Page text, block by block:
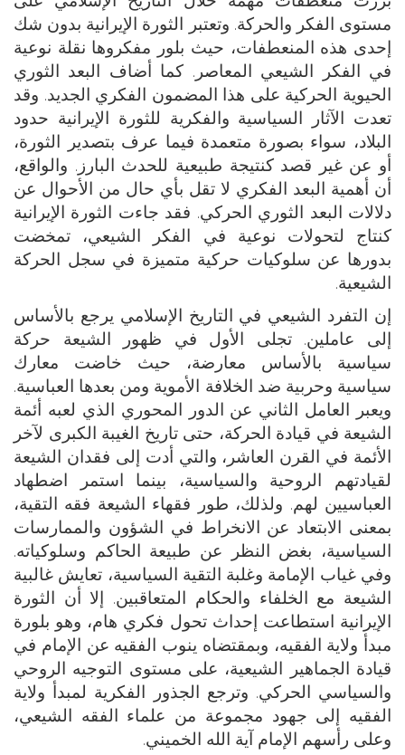
مستوى الفكر والحركة. وتعتبر الثورة الإيرانية بدون شك
إحدى هذه المنعطفات، حيث بلور مفكروها نقلة نوعية
في الفكر الشيعي المعاصر. كما أضاف البعد الثوري
الحيوية الحركية على هذا المضمون الفكري الجديد. وقد
تعدت الآثار السياسية والفكرية للثورة الإيرانية حدود
البلاد، سواء بصورة متعمدة فيما عرف بتصدير الثورة،
أو عن غير قصد كنتيجة طبيعية للحدث البارز. والواقع،
أن أهمية البعد الفكري لا تقل بأي حال من الأحوال عن
دلالات البعد الثوري الحركي. فقد جاءت الثورة الإيرانية
كنتاج لتحولات نوعية في الفكر الشيعي، تمخضت
بدورها عن سلوكيات حركية متميزة في سجل الحركة
الشيعية.
إن التفرد الشيعي في التاريخ الإسلامي يرجع بالأساس
إلى عاملين. تجلى الأول في ظهور الشيعة حركة
سياسية بالأساس معارضة، حيث خاضت معارك
سياسية وحربية ضد الخلافة الأموية ومن بعدها العباسية.
ويعبر العامل الثاني عن الدور المحوري الذي لعبه أئمة
الشيعة في قيادة الحركة، حتى تاريخ الغيبة الكبرى لآخر
الأئمة في القرن العاشر، والتي أدت إلى فقدان الشيعة
لقيادتهم الروحية والسياسية، بينما استمر اضطهاد
العباسيين لهم. ولذلك، طور فقهاء الشيعة فقه التقية،
بمعنى الابتعاد عن الانخراط في الشؤون والممارسات
السياسية، بغض النظر عن طبيعة الحاكم وسلوكياته.
وفي غياب الإمامة وغلبة التقية السياسية، تعايش غالبية
الشيعة مع الخلفاء والحكام المتعاقبين. إلا أن الثورة
الإيرانية استطاعت إحداث تحول فكري هام، وهو بلورة
مبدأ ولاية الفقيه، وبمقتضاه ينوب الفقيه عن الإمام في
قيادة الجماهير الشيعية، على مستوى التوجيه الروحي
والسياسي الحركي. وترجع الجذور الفكرية لمبدأ ولاية
الفقيه إلى جهود مجموعة من علماء الفقه الشيعي،
وعلى رأسهم الإمام آية الله الخميني.